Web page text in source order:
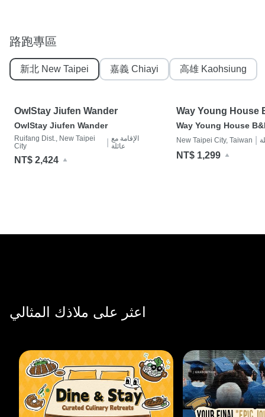
路跑專區
新北 New Taipei 嘉義 Chiayi 高雄 Kaohsiung
OwlStay Jiufen Wander
OwlStay Jiufen Wander
Ruifang Dist., New Taipei
City
الإقامة مع
عائلة
NT$ 2,424
Way Young House
Way Young House
New Taipei City, Taiwan
NT$ 1,299
اعثر على ملاذك المثالي